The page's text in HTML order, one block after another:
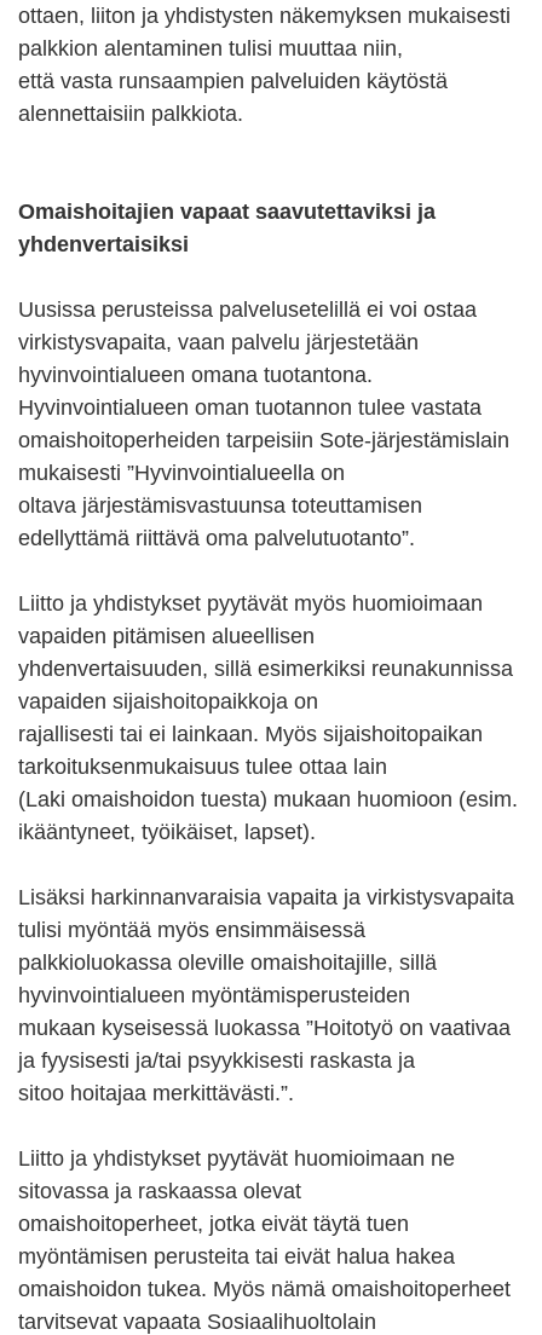
ottaen, liiton ja yhdistysten näkemyksen mukaisesti
palkkion alentaminen tulisi muuttaa niin,
että vasta runsaampien palveluiden käytöstä
alennettaisiin palkkiota.
Omaishoitajien vapaat saavutettaviksi ja
yhdenvertaisiksi
Uusissa perusteissa palvelusetelillä ei voi ostaa
virkistysvapaita, vaan palvelu järjestetään
hyvinvointialueen omana tuotantona.
Hyvinvointialueen oman tuotannon tulee vastata
omaishoitoperheiden tarpeisiin Sote-järjestämislain
mukaisesti ”Hyvinvointialueella on
oltava järjestämisvastuunsa toteuttamisen
edellyttämä riittävä oma palvelutuotanto”.
Liitto ja yhdistykset pyytävät myös huomioimaan
vapaiden pitämisen alueellisen
yhdenvertaisuuden, sillä esimerkiksi reunakunnissa
vapaiden sijaishoitopaikkoja on
rajallisesti tai ei lainkaan. Myös sijaishoitopaikan
tarkoituksenmukaisuus tulee ottaa lain
(Laki omaishoidon tuesta) mukaan huomioon (esim.
ikääntyneet, työikäiset, lapset).
Lisäksi harkinnanvaraisia vapaita ja virkistysvapaita
tulisi myöntää myös ensimmäisessä
palkkioluokassa oleville omaishoitajille, sillä
hyvinvointialueen myöntämisperusteiden
mukaan kyseisessä luokassa ”Hoitotyö on vaativaa
ja fyysisesti ja/tai psyykkisesti raskasta ja
sitoo hoitajaa merkittävästi.”.
Liitto ja yhdistykset pyytävät huomioimaan ne
sitovassa ja raskaassa olevat
omaishoitoperheet, jotka eivät täytä tuen
myöntämisen perusteita tai eivät halua hakea
omaishoidon tukea. Myös nämä omaishoitoperheet
tarvitsevat vapaata Sosiaalihuoltolain